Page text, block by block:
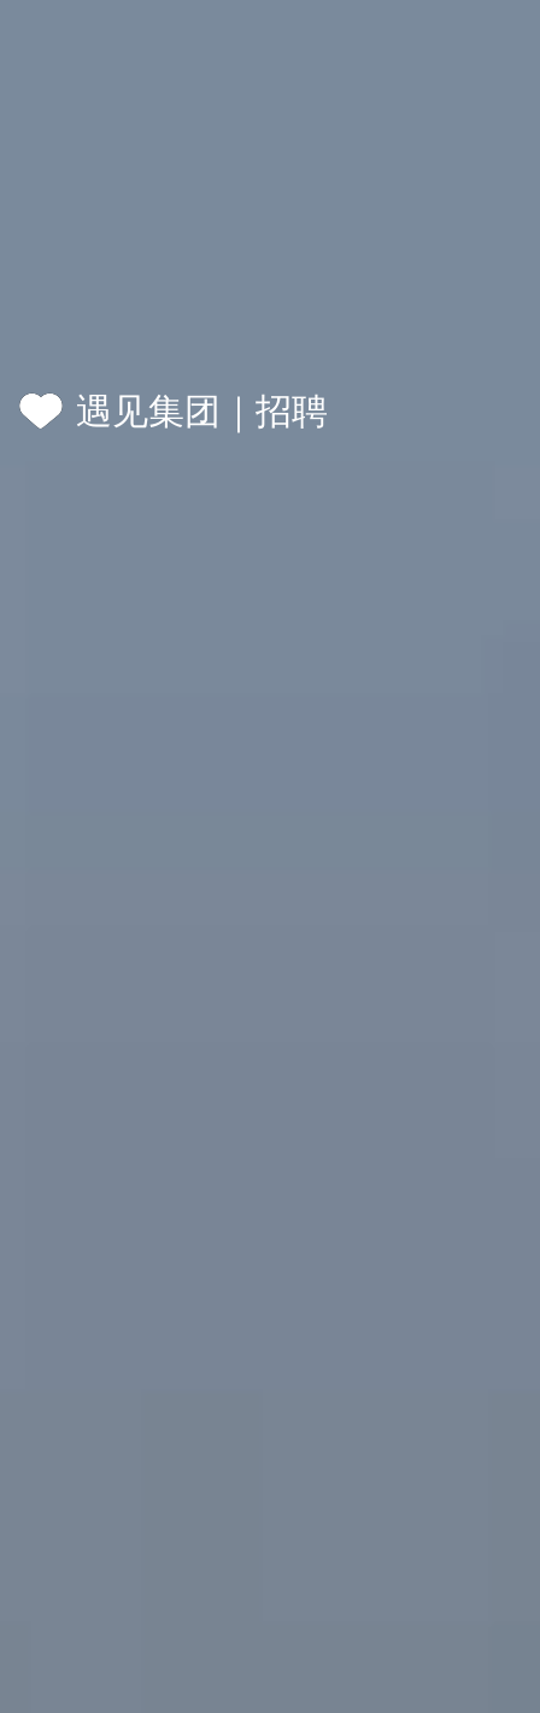
遇见集团｜招聘